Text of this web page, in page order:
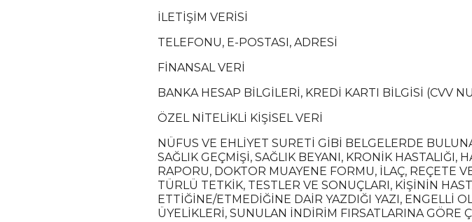
İLETİŞİM VERİSİ
TELEFONU, E-POSTASI, ADRESİ
FİNANSAL VERİ
BANKA HESAP BİLGİLERİ, KREDİ KARTI BİLGİSİ (CVV
ÖZEL NİTELİKLİ KİŞİSEL VERİ
NÜFUS VE EHLİYET SURETİ GİBİ BELGELERDE
SAĞLIK GEÇMİŞİ, SAĞLIK BEYANI, KRONİK
RAPORU, DOKTOR MUAYENE FORMU, İLAÇ, REÇETE
TÜRLÜ TETKİK, TESTLER VE SONUÇLARI, KİŞİNİN
ETTİĞİNE/ETMEDİĞİNE DAİR YAZDIĞI YAZI, ENGELLİ
ÜYELİKLERİ, SUNULAN İNDİRİM FIRSATLARINA GÖRE